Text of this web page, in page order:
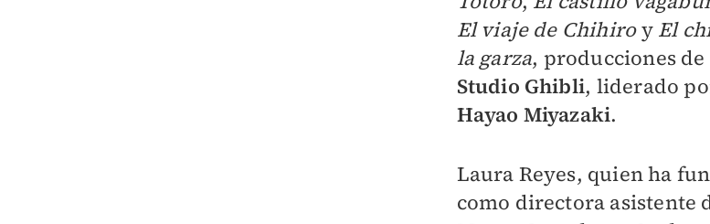
El viaje de Chihiroy El
la garza, producciones de
Studio Ghibli, liderado
Hayao Miyazaki.
Laura Reyes, quien ha
como directora asistente